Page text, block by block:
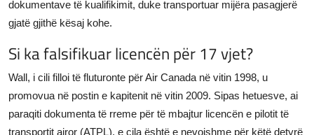
Gallery
dokumentave të kualifikimit, duke transportuar mijëra pasagjerë
gjatë gjithë kësaj kohe.
Si ka falsifikuar licencën për 17 vjet?
Wall, i cili filloi të fluturonte për Air Canada në vitin 1998, u
promovua në postin e kapitenit në vitin 2009. Sipas hetuesve, ai
paraqiti dokumenta të rreme për të mbajtur licencën e pilotit të
transportit ajror (ATPL), e cila është e nevojshme për këtë detyrë